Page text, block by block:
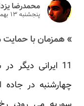
محمدرضا
پنجشنبه ۱۳ بهمن ۱۳۹۰
» همزمان با حمایت
11 ایرانی دیگر
چهارشنبه در